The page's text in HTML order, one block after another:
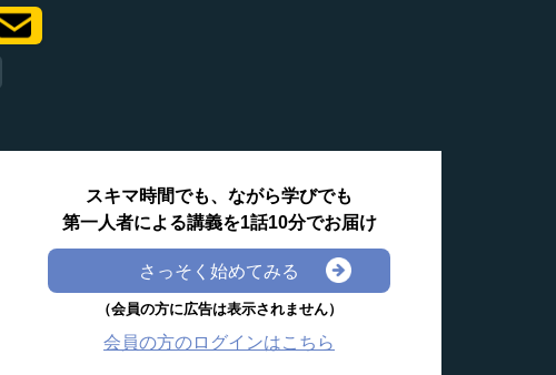
スキマ時間でも、ながら学びでも
第一人者による講義を1話10分でお届け
さっそく始めてみる
（会員の方に広告は表示されません）
会員の方のログインはこちら